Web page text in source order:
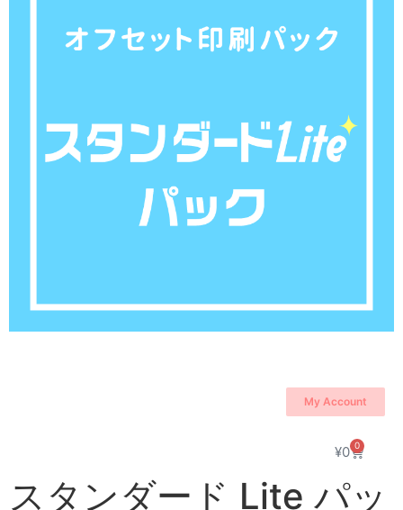
My Account
¥0 0
スタンダード Lite パッ